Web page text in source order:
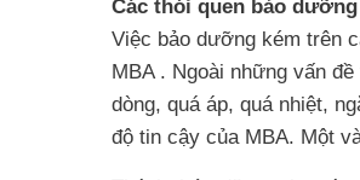
Các thói quen bảo
Việc bảo dưỡng kém trên
MBA . Ngoài những vấn
dòng, quá áp, quá nhiệt,
độ tin cậy của MBA. Một